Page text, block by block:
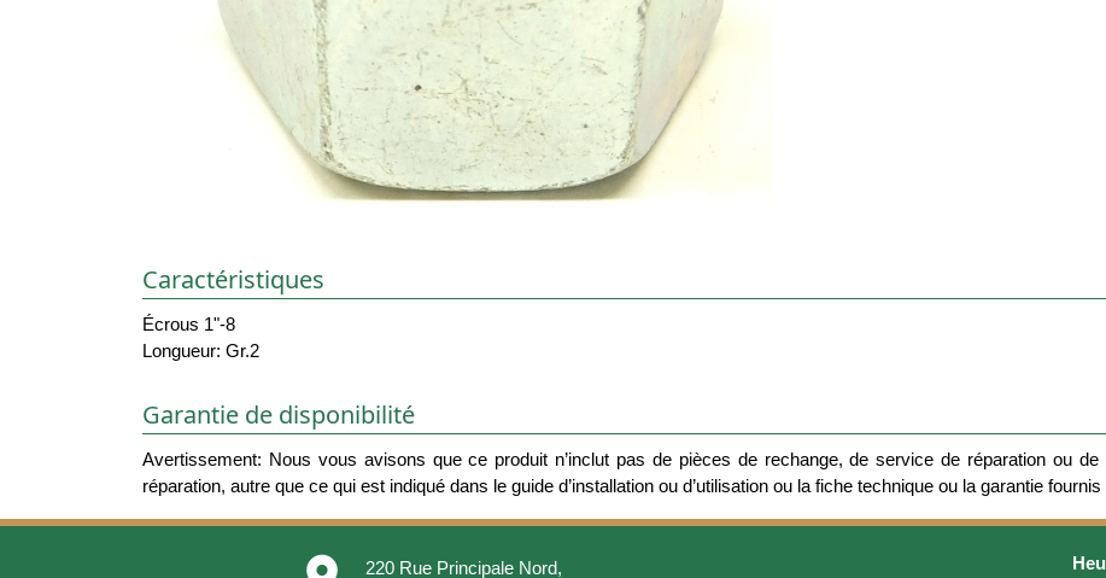
Caractéristiques
Écrous 1"-8
Longueur: Gr.2
Garantie de disponibilité
Avertissement: Nous vous avisons que ce produit n’inclut pas de pièces de rechange, de service de réparation ou de
réparation, autre que ce qui est indiqué dans le guide d’installation ou d’utilisation ou la fiche technique ou la garantie fournis
220 Rue Principale Nord,